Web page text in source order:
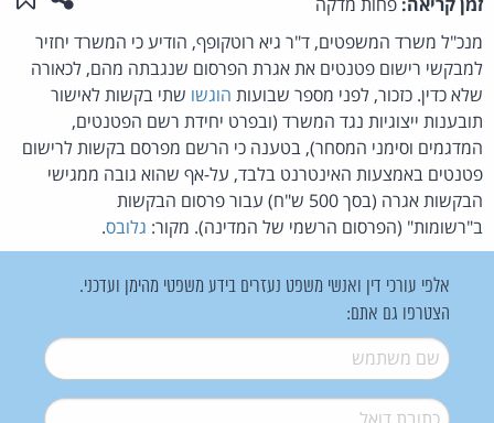
מנכ"ל משרד המשפטים, ד"ר גיא רוטקופף, הודיע כי המשרד יחזיר
למבקשי רישום פטנטים את אגרת הפרסום שנגבתה מהם, לכאורה
שלא כדין. כזכור, לפני מספר שבועות הוגשו שתי בקשות לאישור
תובענות ייצוגיות נגד המשרד (ובפרט יחידת רשם הפטנטים,
המדגמים וסימני המסחר), בטענה כי הרשם מפרסם בקשות לרישום
פטנטים באמצעות האינטרנט בלבד, על-אף שהוא גובה ממגישי
הבקשות אגרה (בסך 500 ש"ח) עבור פרסום הבקשות
ב"רשומות" (הפרסום הרשמי של המדינה). מקור: גלובס.
אלפי עורכי דין ואנשי משפט נעזרים בידע משפטי מהימן ועדכני.
הצטרפו גם אתם:
שם משתמש*
דואל*